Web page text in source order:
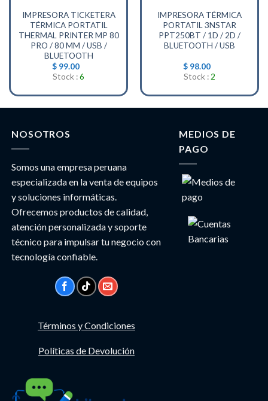
IMPRESORA TICKETERA
TÉRMICA PORTATIL
THERMAL PRINTER MP 80
PRO / 80 MM / USB /
BLUETOOTH
$99.00
Stock :6
IMPRESORA TÉRMICA
PORTATIL 3NSTAR
PPT250BT / 1D / 2D /
BLUETOOTH / USB
$98.00
Stock : 2
NOSOTROS
Somos una empresa peruana
especializada en la venta de equipos
y soluciones informáticas.
Ofrecemos productos de calidad,
atención personalizada y soporte
técnico para impulsar tu negocio con
tecnología confiable.
Términos y Condiciones
Políticas de Devolución
MEDIOS DE
PAGO